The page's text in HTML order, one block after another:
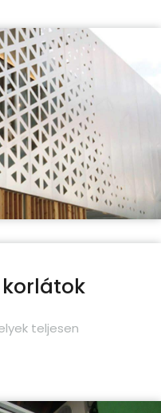
teljesen